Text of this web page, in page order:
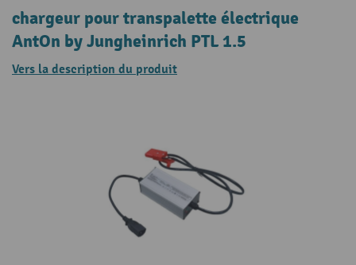
chargeur pour transpalette électrique
AntOn by Jungheinrich PTL 1.5
Vers la description du produit